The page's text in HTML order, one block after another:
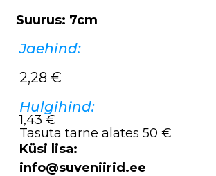
Suurus: 7cm
Jaehind:
2,28 €
Hulgihind:
1,43 €
Tasuta tarne alates 50 €
Küsi lisa:
info@suveniirid.ee